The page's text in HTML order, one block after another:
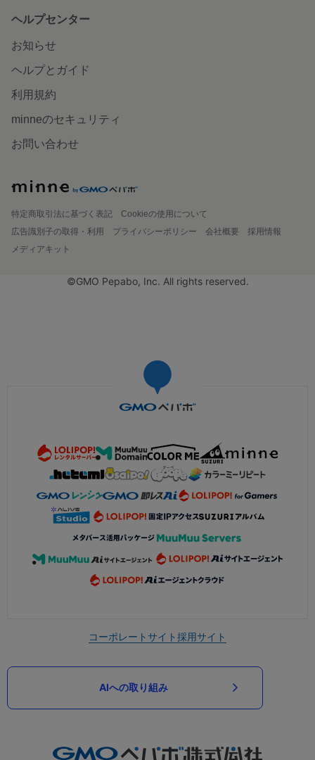
ヘルプセンター
お知らせ
ヘルプとガイド
利用規約
minneのセキュリティ
お問い合わせ
特定商取引法に基づく表記
Cookieの使用について
広告識別子の取得・利用
プライバシーポリシー 会社概要
採用情報
メディアキット
©GMO Pepabo, Inc. All rights reserved.
コーポレートサイト採用サイト
AIへの取り組み